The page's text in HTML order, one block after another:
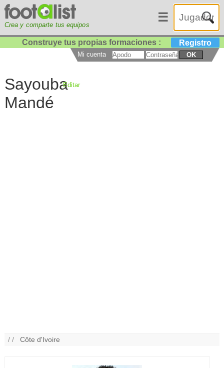
Crea y comparte tus equipos
☰
Construye tus propias formaciones : Registro
Mi cuenta OK
Sayouba
Mandé
Editar
/ /Côte d'Ivoire